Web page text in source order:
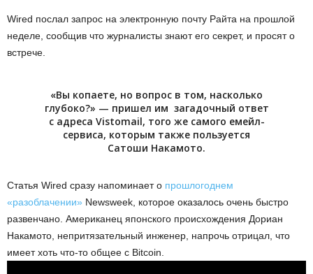
Wired послал запрос на электронную почту Райта на прошлой
неделе, сообщив что журналисты знают его секрет, и просят о
встрече.
«Вы копаете, но вопрос в том, насколько
глубоко?» — пришел им загадочный ответ
с адреса Vistomail, того же самого емейл-
сервиса, которым также пользуется
Сатоши Накамото.
Статья Wired сразу напоминает о прошлогоднем
«разоблачении» Newsweek, которое оказалось очень быстро
развенчано. Американец японского происхождения Дориан
Накамото, непритязательный инженер, напрочь отрицал, что
имеет хоть что-то общее с Bitcoin.